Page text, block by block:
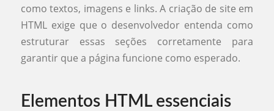
como textos, imagens e links. A criação de site em
HTML exige que o desenvolvedor entenda como
estruturar essas seções corretamente para
garantir que a página funcione como esperado.
Elementos HTML essenciais